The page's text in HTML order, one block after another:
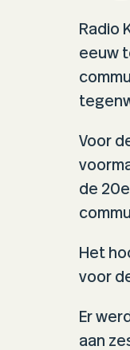
Radio
eeuw
Voor
de
Het
voor
Er
aan